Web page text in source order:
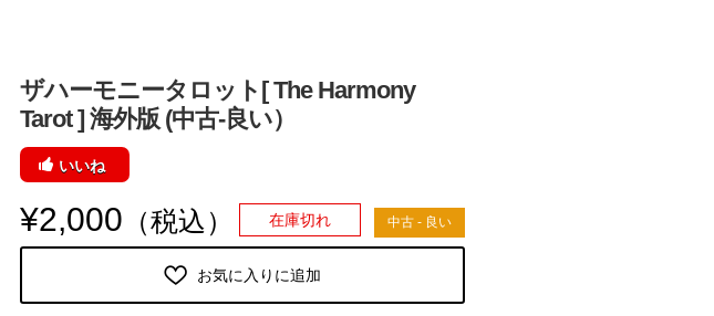
ザハーモニータロット[ The Harmony
Tarot ] 海外版 (中古-良い）
いいね
中古 - 良い
¥2,000 （税込） 在庫切れ
お気に入りに追加